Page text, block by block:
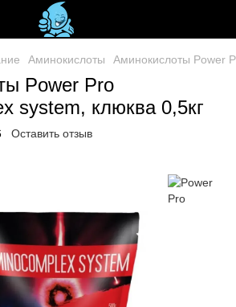
Аминокислоты Аминокислоты Power
Power Pro
system, клюква 0,5кг
Оставить отзыв